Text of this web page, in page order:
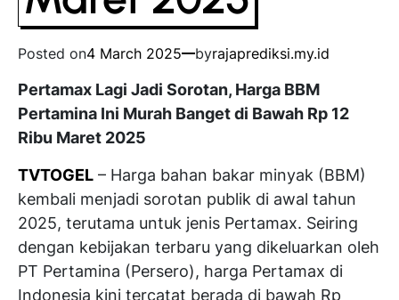
Posted on4 March 2025 byrajaprediksi.my.id
Pertamax Lagi Jadi Sorotan, Harga BBM
Pertamina Ini Murah Banget di Bawah Rp 12
Ribu Maret 2025
TVTOGEL – Harga bahan bakar minyak (BBM)
kembali menjadi sorotan publik di awal tahun
2025, terutama untuk jenis Pertamax. Seiring
dengan kebijakan terbaru yang dikeluarkan oleh
PT Pertamina (Persero), harga Pertamax di
Indonesia kini tercatat berada di bawah Rp